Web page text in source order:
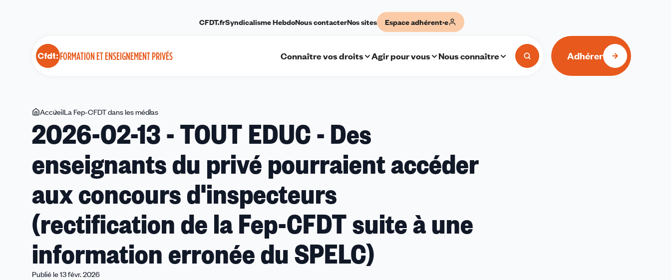
FORMATION ET ENSEIGNEMENT PRIVÉS
CFDT.frSyndicalisme HebdoNous contacterNos sites Espace adhérent·e
Connaître vos droits Agir pour vous Nous connaître Adhérer
Vous
êtes
ici
AccueilLa Fep-CFDT dans les médias
02-
13
TOUT
-
Des
enseignants
du
pourraient
accéder
2026-02-13 - TOUT EDUC - Des
enseignants du privé pourraient accéder
aux concours d'inspecteurs
(rectification de la Fep-CFDT suite à une
information erronée du SPELC)
Publié le 13 févr. 2026